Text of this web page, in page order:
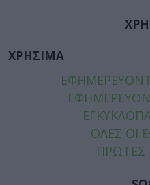
ΧΡΗΣΙΜΑ
ΟΛΕΣ ΟΙ
ΠΡΩΤΕΣ